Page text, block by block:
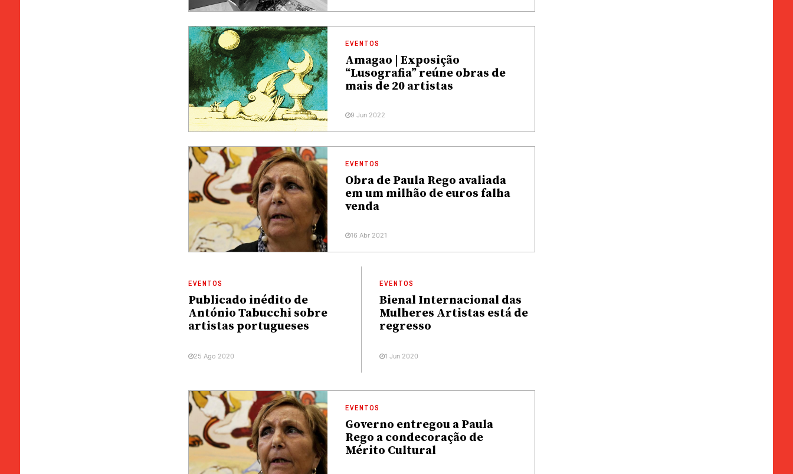
EVENTOS
Amagao | Exposição
“Lusografia” reúne obras de
mais de 20 artistas
9 Jun 2022
EVENTOS
Obra de Paula Rego avaliada
em um milhão de euros falha
venda
16 Abr 2021
EVENTOS
Publicado inédito de
António Tabucchi sobre
artistas portugueses
25 Ago 2020
EVENTOS
Bienal Internacional das
Mulheres Artistas está de
regresso
1 Jun 2020
EVENTOS
Governo entregou a Paula
Rego a condecoração de
Mérito Cultural